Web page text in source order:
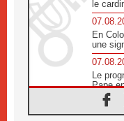
le
En
une
Le
Pape
1ère